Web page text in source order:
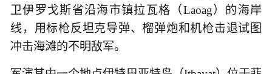
卫伊罗戈斯省沿海市镇拉瓦格（Laoag）的海岸
线，用标枪反坦克导弹、榴弹炮和机枪击退试图
冲击海滩的不明敌军。